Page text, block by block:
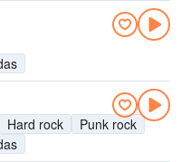
Hard rock
Punk rock